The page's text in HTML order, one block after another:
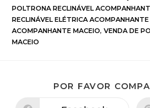
POLTRONA RECLINÁVEL
RECLINÁVEL ELÉTRICA
ACOMPANHANTE MACEIO, VENDA DE
MACEIO
POR FAVOR